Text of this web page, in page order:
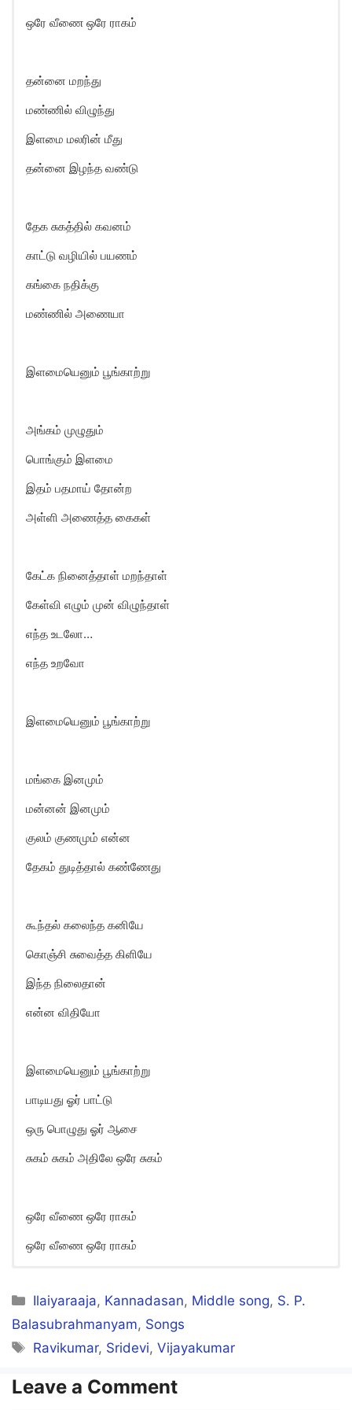
ஒரே வீணை ஒரே ராகம்
தன்னை மறந்து
மண்ணில் விழுந்து
இளமை மலரின் மீது
தன்னை இழந்த வண்டு
தேக சுகத்தில் கவனம்
காட்டு வழியில் பயணம்
கங்கை நதிக்கு
மண்ணில் அணையா
இளமையெனும் பூங்காற்று
அங்கம் முழுதும்
பொங்கும் இளமை
இதம் பதமாய் தோன்ற
அள்ளி அணைத்த கைகள்
கேட்க நினைத்தாள் மறந்தாள்
கேள்வி எழும் முன் விழுந்தாள்
எந்த உடலோ…
எந்த உறவோ
இளமையெனும் பூங்காற்று
மங்கை இனமும்
மன்னன் இனமும்
குலம் குணமும் என்ன
தேகம் துடித்தால் கண்ணேது
கூந்தல் கலைந்த கனியே
கொஞ்சி சுவைத்த கிளியே
இந்த நிலைதான்
என்ன விதியோ
இளமையெனும் பூங்காற்று
பாடியது ஓர் பாட்டு
ஒரு பொழுது ஓர் ஆசை
சுகம் சுகம் அதிலே ஒரே சுகம்
ஒரே வீணை ஒரே ராகம்
ஒரே வீணை ஒரே ராகம்
Lyrics in English
Ilamaiyenum poongaatru
Paadiyadhu oru paattu
Oru pozhudu oru aasai
Categories
Ilaiyaraaja, Kannadasan, Middle song, S. P.
Balasubrahmanyam, Songs
Tags
Ravikumar, Sridevi,Vijayakumar
Leave a Comment